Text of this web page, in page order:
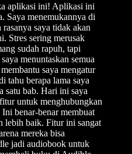
aplikasi ini! Aplikasi ini
Saya menemukannya di
saya tidak akan
Stres sering merusak
sudah rapuh, tapi
menuntaskan semua
saya mengatur
tahu berapa lama saya
satu bab. Hari ini saya
untuk menghubungkan
benar-benar membuat
lebih baik. Fitur ini sangat
mereka bisa
jadi audiobook untuk